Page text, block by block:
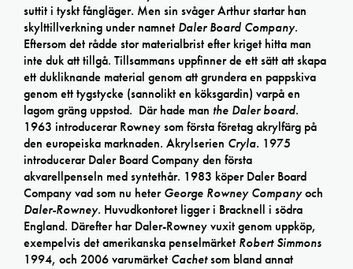
suttit i tyskt fångläger. Men sin svåger Arthur startar han
skylttillverkning under namnet Daler Board Company.
Eftersom det rådde stor materialbrist efter kriget hitta man
inte duk att tillgå. Tillsammans uppfinner de ett sätt att skapa
ett dukliknande material genom att grundera en pappskiva
genom ett tygstycke (sannolikt en köksgardin) varpå en
lagom gräng uppstod. Där hade man the Daler board.
1963 introducerar Rowney som första företag akrylfärg på
den europeiska marknaden. Akrylserien Cryla. 1975
introducerar Daler Board Company den första
akvarellpenseln med syntethår. 1983 köper Daler Board
Company vad som nu heterGeorge Rowney Companyoch
Daler-Rowney. Huvudkontoret ligger i Bracknell i södra
England. Därefter har Daler-Rowney vuxit genom uppköp,
exempelvis det amerikanska penselmärket Robert Simmons
1994, och 2006 varumärket Cachetsom bland annat